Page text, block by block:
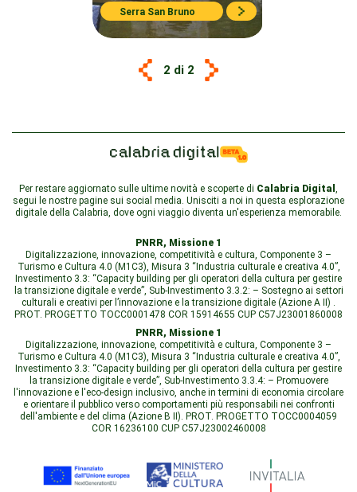
Serra San Bruno
2 di 2
Per restare aggiornato sulle ultime novità e scoperte di Calabria Digital ,
segui le nostre pagine sui social media. Unisciti a noi in questa esplorazione
digitale della Calabria, dove ogni viaggio diventa un'esperienza memorabile.
PNRR, Missione 1
Digitalizzazione, innovazione, competitività e cultura, Componente 3 –
Turismo e Cultura 4.0 (M1C3), Misura 3 “Industria culturale e creativa 4.0”,
Investimento 3.3: “Capacity building per gli operatori della cultura per gestire
la transizione digitale e verde”, Sub-Investimento 3.3.2: – Sostegno ai settori
culturali e creativi per l’innovazione e la transizione digitale (Azione A II) .
PROT. PROGETTO TOCC0001478 COR 15914655 CUP C57J23001860008
PNRR, Missione 1
Digitalizzazione, innovazione, competitività e cultura, Componente 3 –
Turismo e Cultura 4.0 (M1C3), Misura 3 “Industria culturale e creativa 4.0”,
Investimento 3.3: “Capacity building per gli operatori della cultura per gestire
la transizione digitale e verde”, Sub-Investimento 3.3.4: – Promuovere
l'innovazione e l'eco-design inclusivo, anche in termini di economia circolare
e orientare il pubblico verso comportamenti più responsabili nei confronti
dell'ambiente e del clima (Azione B II). PROT. PROGETTO TOCC0004059
COR 16236100 CUP C57J23002460008